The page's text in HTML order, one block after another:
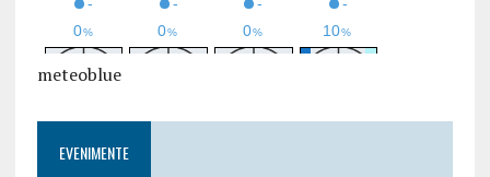
meteoblue
EVENIMENTE